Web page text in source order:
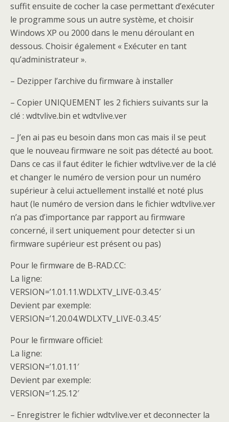
suffit ensuite de cocher la case permettant d’exécuter
le programme sous un autre système, et choisir
Windows XP ou 2000 dans le menu déroulant en
dessous. Choisir également « Exécuter en tant
qu’administrateur ».
– Dezipper l’archive du firmware à installer
– Copier UNIQUEMENT les 2 fichiers suivants sur la
clé : wdtvlive.bin et wdtvlive.ver
– J’en ai pas eu besoin dans mon cas mais il se peut
que le nouveau firmware ne soit pas détecté au boot.
Dans ce cas il faut éditer le fichier wdtvlive.ver de la clé
et changer le numéro de version pour un numéro
supérieur à celui actuellement installé et noté plus
haut (le numéro de version dans le fichier wdtvlive.ver
n’a pas d’importance par rapport au firmware
concerné, il sert uniquement pour detecter si un
firmware supérieur est présent ou pas)
Pour le firmware de B-RAD.CC:
La ligne:
VERSION=’1.01.11.WDLXTV_LIVE-0.3.4.5′
Devient par exemple:
VERSION=’1.20.04.WDLXTV_LIVE-0.3.4.5′
Pour le firmware officiel:
La ligne:
VERSION=’1.01.11′
Devient par exemple:
VERSION=’1.25.12′
– Enregistrer le fichier wdtvlive.ver et deconnecter la